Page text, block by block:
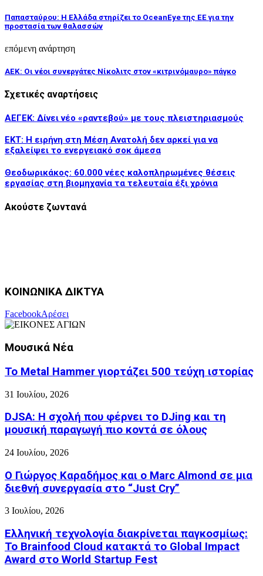
Παπασταύρου: Η Ελλάδα στηρίζει το OceanEye της ΕΕ για την
προστασία των θαλασσών
επόμενη ανάρτηση
ΑΕΚ: Οι νέοι συνεργάτες Νίκολιτς στον «κιτρινόμαυρο» πάγκο
Σχετικές αναρτήσεις
ΑΕΓΕΚ: Δίνει νέο «ραντεβού» με τους πλειστηριασμούς
ΕΚΤ: Η ειρήνη στη Μέση Ανατολή δεν αρκεί για να
εξαλείψει το ενεργειακό σοκ άμεσα
Θεοδωρικάκος: 60.000 νέες καλοπληρωμένες θέσεις
εργασίας στη βιομηχανία τα τελευταία έξι χρόνια
Ακούστε ζωντανά
ΚΟΙΝΩΝΙΚΑ ΔΙΚΤΥΑ
FacebookΑρέσει
Μουσικά Νέα
Το Metal Hammer γιορτάζει 500 τεύχη ιστορίας
31 Ιουλίου, 2026
DJSA: Η σχολή που φέρνει το DJing και τη
μουσική παραγωγή πιο κοντά σε όλους
24 Ιουλίου, 2026
Ο Γιώργος Καραδήμος και ο Marc Almond σε μια
διεθνή συνεργασία στο “Just Cry”
3 Ιουλίου, 2026
Ελληνική τεχνολογία διακρίνεται παγκοσμίως:
Το Brainfood Cloud κατακτά το Global Impact
Award στο World Startup Fest